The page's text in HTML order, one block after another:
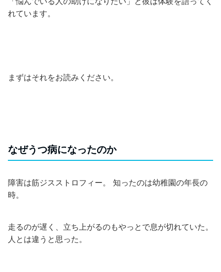
れています。
まずはそれをお読みください。
なぜうつ病になったのか
障害は筋ジスストロフィー。 知ったのは幼稚園の年長の
時。
走るのが遅く、立ち上がるのもやっとで息が切れていた。
人とは違うと思った。